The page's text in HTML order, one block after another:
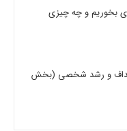
بخوریم و چه چیزی
و رشد شخصی (بخش